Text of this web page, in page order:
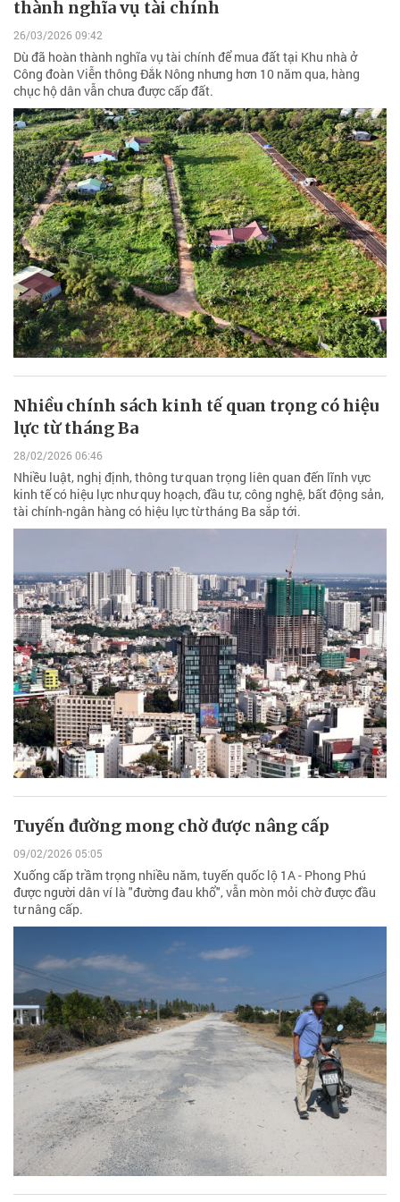
thành nghĩa vụ tài chính
26/03/2026 09:42
Dù đã hoàn thành nghĩa vụ tài chính để mua đất tại Khu nhà ở
Công đoàn Viễn thông Đắk Nông nhưng hơn 10 năm qua, hàng
chục hộ dân vẫn chưa được cấp đất.
Nhiều chính sách kinh tế quan trọng có hiệu
lực từ tháng Ba
28/02/2026 06:46
Nhiều luật, nghị định, thông tư quan trọng liên quan đến lĩnh vực
kinh tế có hiệu lực như quy hoạch, đầu tư, công nghệ, bất động sản,
tài chính-ngân hàng có hiệu lực từ tháng Ba sắp tới.
Tuyến đường mong chờ được nâng cấp
09/02/2026 05:05
Xuống cấp trầm trọng nhiều năm, tuyến quốc lộ 1A - Phong Phú
được người dân ví là "đường đau khổ", vẫn mòn mỏi chờ được đầu
tư nâng cấp.